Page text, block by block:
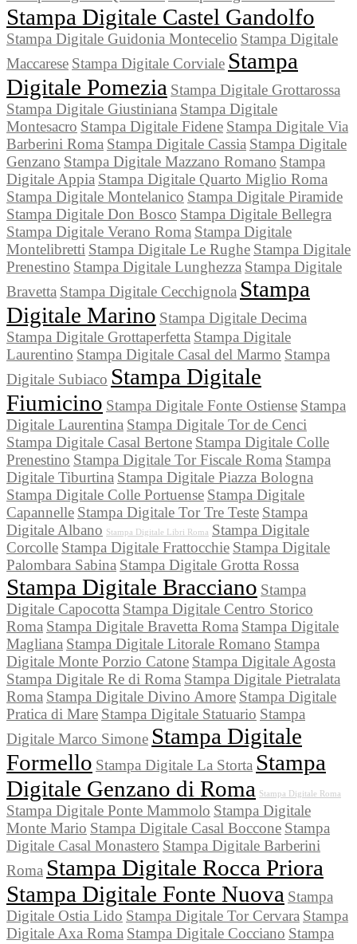
Stampa Digitale Castel Gandolfo
Stampa Digitale Guidonia Montecelio Stampa Digitale
Maccarese Stampa Digitale Corviale Stampa
Digitale Pomezia Stampa Digitale Grottarossa
Stampa Digitale Giustiniana Stampa Digitale
Montesacro Stampa Digitale Fidene Stampa Digitale Via
Barberini Roma Stampa Digitale Cassia Stampa Digitale
Genzano Stampa Digitale Mazzano Romano Stampa
Digitale Appia Stampa Digitale Quarto Miglio Roma
Stampa Digitale Montelanico Stampa Digitale Piramide
Stampa Digitale Don Bosco Stampa Digitale Bellegra
Stampa Digitale Verano Roma Stampa Digitale
Montelibretti Stampa Digitale Le Rughe Stampa Digitale
Prenestino Stampa Digitale Lunghezza Stampa Digitale
Bravetta Stampa Digitale Cecchignola Stampa
Digitale Marino Stampa Digitale Decima
Stampa Digitale Grottaperfetta Stampa Digitale
Laurentino Stampa Digitale Casal del Marmo Stampa
Digitale Subiaco Stampa Digitale
Fiumicino Stampa Digitale Fonte Ostiense Stampa
Digitale Laurentina Stampa Digitale Tor de Cenci
Stampa Digitale Casal Bertone Stampa Digitale Colle
Prenestino Stampa Digitale Tor Fiscale Roma Stampa
Digitale Tiburtina Stampa Digitale Piazza Bologna
Stampa Digitale Colle Portuense Stampa Digitale
Capannelle Stampa Digitale Tor Tre Teste Stampa
Digitale Albano Stampa Digitale Libri Roma Stampa Digitale
Corcolle Stampa Digitale Frattocchie Stampa Digitale
Palombara Sabina Stampa Digitale Grotta Rossa
Stampa Digitale Bracciano Stampa
Digitale Capocotta Stampa Digitale Centro Storico
Roma Stampa Digitale Bravetta Roma Stampa Digitale
Magliana Stampa Digitale Litorale Romano Stampa
Digitale Monte Porzio Catone Stampa Digitale Agosta
Stampa Digitale Re di Roma Stampa Digitale Pietralata
Roma Stampa Digitale Divino Amore Stampa Digitale
Pratica di Mare Stampa Digitale Statuario Stampa
Digitale Marco Simone Stampa Digitale
Formello Stampa Digitale La Storta Stampa
Digitale Genzano di Roma Stampa Digitale Roma
Stampa Digitale Ponte Mammolo Stampa Digitale
Monte Mario Stampa Digitale Casal Boccone Stampa
Digitale Casal Monastero Stampa Digitale Barberini
Roma Stampa Digitale Rocca Priora
Stampa Digitale Fonte Nuova Stampa
Digitale Ostia Lido Stampa Digitale Tor Cervara Stampa
Digitale Axa Roma Stampa Digitale Cocciano Stampa